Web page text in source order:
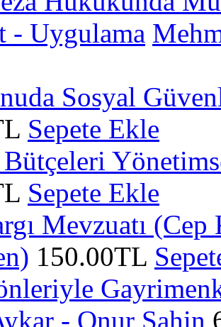
- Uygulama
Sosyal
Sepete Ekle
Sepete Ekle
Mevzuatı (Cep
150.00TL
- Onur Şahin